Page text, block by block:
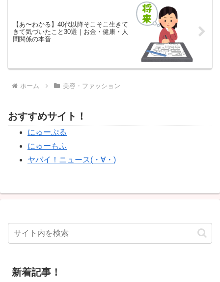
【あ〜わかる】40代以降そこそこ生きて
きて気づいたこと30選｜お金・健康・人
間関係の本音
ホーム 美容・ファッション
おすすめサイト！
にゅーぷる
にゅーもふ
ヤバイ！ニュース(・∀・)
新着記事！